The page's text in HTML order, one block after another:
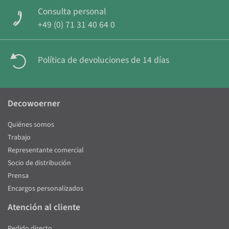
Consulta personal
+49 (0) 71 31 40 64 0
Política de devoluciones de 14 días
Decowoerner
Quiénes somos
Trabajo
Representante comercial
Socio de distribución
Prensa
Encargos personalizados
Atención al cliente